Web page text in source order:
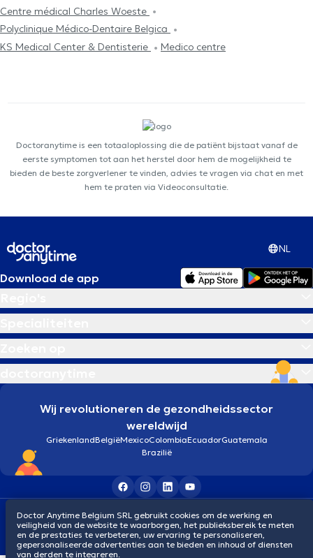
Centre médical Charles Woeste
Polyclinique Médico-Dentaire Belgica
KS Medical Center & Dentisterie
Medico centre
Doctoranytime is een totaaloplossing die de patiënt bijstaat vanaf de
eerste symptomen tot aan het herstel door hem de mogelijkheid te
bieden de beste zorgverlener te vinden, advies te vragen via chat en met
hem te praten via Videoconsultatie.
NL
Download de app
Wij revolutioneren de gezondheidssector
wereldwijd
GriekenlandBelgiëMexicoColombiaEcuadorGuatemala
Brazilië
Algemene voorwaardenCookiesPrivacybeleid
© 2026 doctoranytime
Doctor Anytime Belgium SRL gebruikt cookies om de werking en
veiligheid van de website te waarborgen, het publieksbereik te meten
en de prestaties te verbeteren, uw ervaring te personaliseren,
gepersonaliseerde advertenties aan te bieden en inhoud of diensten
van derden te integreren.